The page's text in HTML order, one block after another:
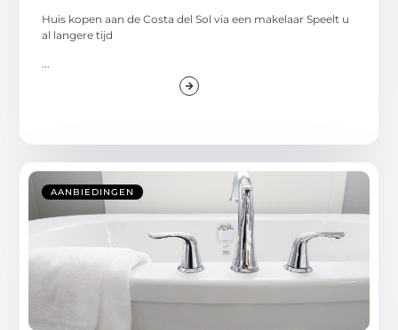
Huis kopen aan de Costa del Sol via een makelaar Speelt u
al langere tijd
AANBIEDINGEN